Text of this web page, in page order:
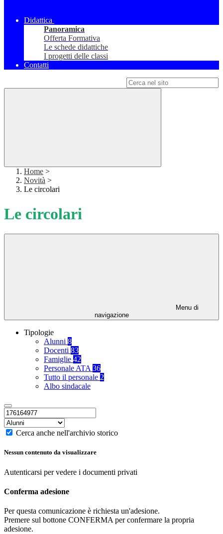
Didattica
Panoramica
Offerta Formativa
Le schede didattiche
I progetti delle classi
Contatti
Home >
Novità >
Le circolari
Le circolari
Menu di
navigazione
Tipologie
Alunni 8
Docenti 83
Famiglie 42
Personale ATA 36
Tutto il personale 2
Albo sindacale
Cerca anche nell'archivio storico
Nessun contenuto da visualizzare
Autenticarsi per vedere i documenti privati
Conferma adesione
Per questa comunicazione è richiesta un'adesione.
Premere sul bottone CONFERMA per confermare la propria
adesione.